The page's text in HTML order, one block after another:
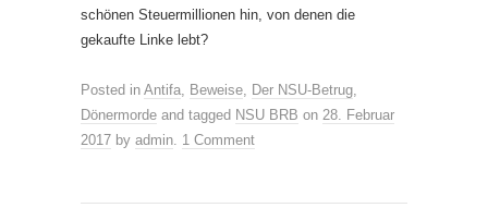
schönen Steuermillionen hin, von denen die
gekaufte Linke lebt?
Posted in Antifa, Beweise, Der NSU-Betrug,
Dönermorde and tagged NSU BRB on 28. Februar
2017 by admin. 1 Comment